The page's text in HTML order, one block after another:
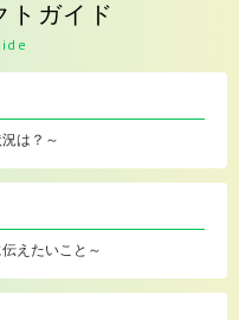
トガイド
は？～
えたいこと～